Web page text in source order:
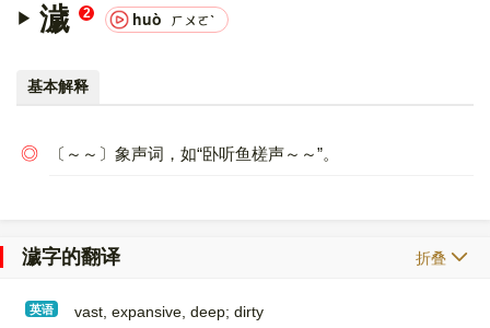
濊 2 huò ㄏㄨㄛˋ
基本解释
◎ 〔～～〕象声词，如“卧听鱼槎声～～”。
濊字的翻译 折叠
英语 vast, expansive, deep; dirty